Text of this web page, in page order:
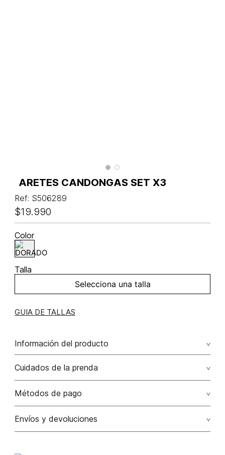
ARETES CANDONGAS SET X3
Ref: S506289
$19.990
Color
Talla
Selecciona una talla
GUIA DE TALLAS
Información del producto
Aretes candongas set x3
Cuidados de la prenda
Métodos de pago
Tarjetas de crédito: Visa, Dinners, Master Card y American
Envíos y devoluciones